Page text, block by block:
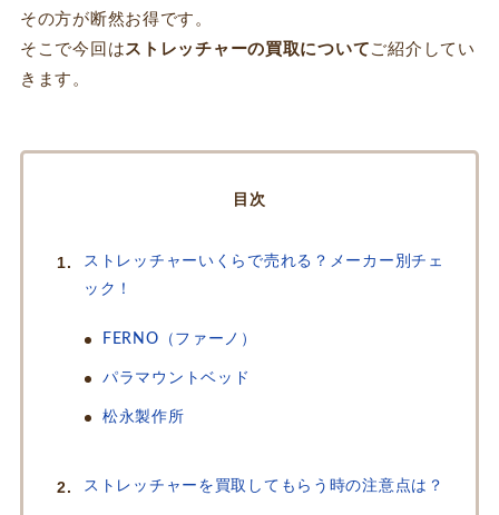
その方が断然お得です。
そこで今回はストレッチャーの買取について ご紹介してい
きます。
目次
ストレッチャーいくらで売れる？メーカー別チェ
ック！
FERNO（ファーノ）
パラマウントベッド
松永製作所
ストレッチャーを買取してもらう時の注意点は？